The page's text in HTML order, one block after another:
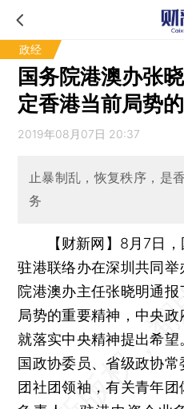
政经
国务院港澳办张
定香港当前局势
2019年08月07日 20:37
止暴制乱，恢复秩序，是
务
【财新网】 8月7日
驻港联络办在深圳共同
院港澳办主任张晓明通
局势的重要精神，中央
就落实中央精神提出希
国政协委员、省级政协
团社团领袖，有关青年